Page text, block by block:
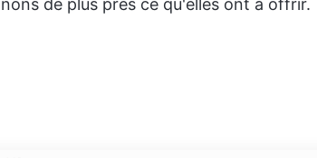
de plus près ce qu'elles ont à offrir.